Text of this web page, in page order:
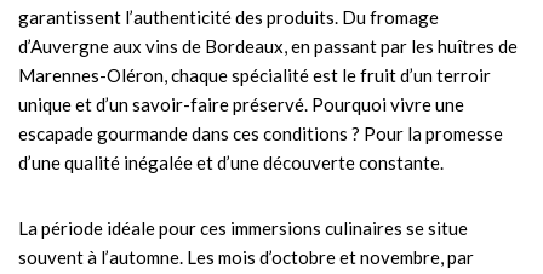
garantissent l’authenticité des produits. Du fromage
d’Auvergne aux vins de Bordeaux, en passant par les huîtres de
Marennes-Oléron, chaque spécialité est le fruit d’un terroir
unique et d’un savoir-faire préservé. Pourquoi vivre une
escapade gourmande dans ces conditions ? Pour la promesse
d’une qualité inégalée et d’une découverte constante.
La période idéale pour ces immersions culinaires se situe
souvent à l’automne. Les mois d’octobre et novembre, par